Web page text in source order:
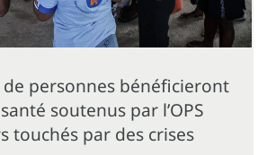
personnes bénéficieront
soutenus par l’OPS
touchés par des crises